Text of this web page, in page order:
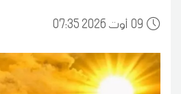
0907:35 2026 أوت